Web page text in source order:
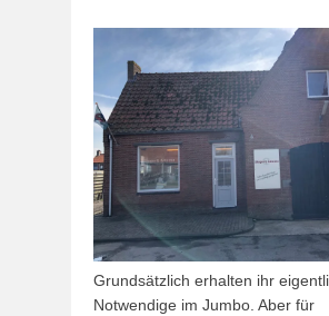
Grundsätzlich erhalten ihr
Notwendige im Jumbo. Aber für